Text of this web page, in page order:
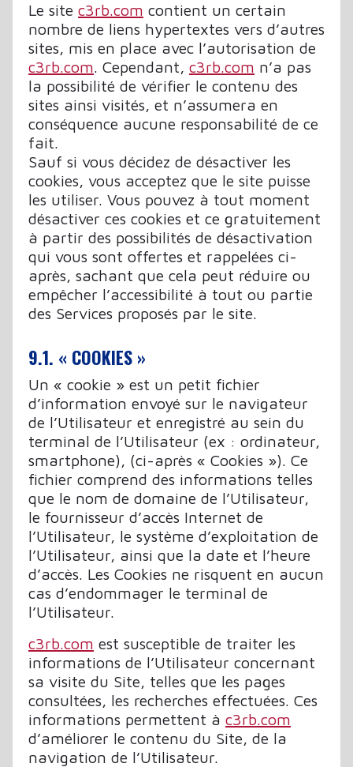
Le site c3rb.com contient un certain
nombre de liens hypertextes vers d’autres
sites, mis en place avec l’autorisation de
c3rb.com. Cependant, c3rb.com n’a pas
la possibilité de vérifier le contenu des
sites ainsi visités, et n’assumera en
conséquence aucune responsabilité de ce
fait.
Sauf si vous décidez de désactiver les
cookies, vous acceptez que le site puisse
les utiliser. Vous pouvez à tout moment
désactiver ces cookies et ce gratuitement
à partir des possibilités de désactivation
qui vous sont offertes et rappelées ci-
après, sachant que cela peut réduire ou
empêcher l’accessibilité à tout ou partie
des Services proposés par le site.
9.1. « COOKIES »
Un « cookie » est un petit fichier
d’information envoyé sur le navigateur
de l’Utilisateur et enregistré au sein du
terminal de l’Utilisateur (ex : ordinateur,
smartphone), (ci-après « Cookies »). Ce
fichier comprend des informations telles
que le nom de domaine de l’Utilisateur,
le fournisseur d’accès Internet de
l’Utilisateur, le système d’exploitation de
l’Utilisateur, ainsi que la date et l’heure
d’accès. Les Cookies ne risquent en aucun
cas d’endommager le terminal de
l’Utilisateur.
c3rb.com est susceptible de traiter les
informations de l’Utilisateur concernant
sa visite du Site, telles que les pages
consultées, les recherches effectuées. Ces
informations permettent à c3rb.com
d’améliorer le contenu du Site, de la
navigation de l’Utilisateur.